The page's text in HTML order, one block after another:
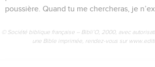
poussière. Quand tu me chercheras, je
© Société biblique française – Bibli’O, 2000, avec
une Bible imprimée, rendez-vous sur